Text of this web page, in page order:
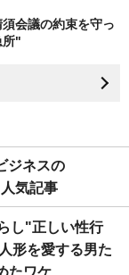
会議の約束を守っ
所"
ジネスの
人気記事
し"正しい性行
形を愛する男た
たワケ